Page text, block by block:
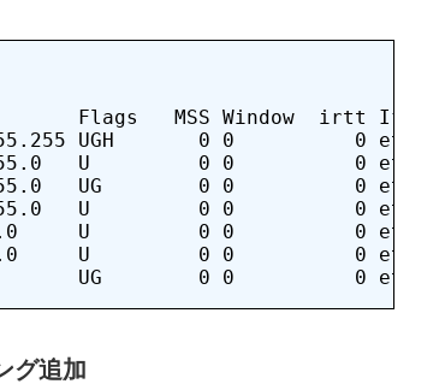
Flags   MSS Window  irtt Iface
UGH       0 0          0 eth1
U         0 0          0 eth0
UG        0 0          0 eth1
U         0 0          0 eth1
U         0 0          0 eth0
U         0 0          0 eth1
グ追加